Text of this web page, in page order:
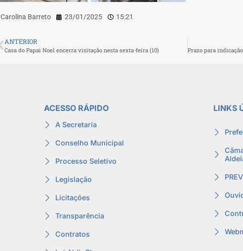
Carolina Barreto 23/01/2025 15:21
ANTERIOR
Casa do Papai Noel encerra visitação nesta sexta-feira (10)
ACESSO RÁPIDO
A Secretaria
Conselho Municipal
Processo Seletivo
Legislação
Licitações
Transparência
Contratos
LINKS